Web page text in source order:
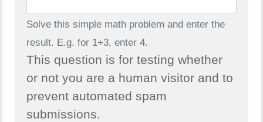
Solve this simple math problem and enter the
result. E.g. for 1+3, enter 4.
This question is for testing whether
or not you are a human visitor and to
prevent automated spam
submissions.